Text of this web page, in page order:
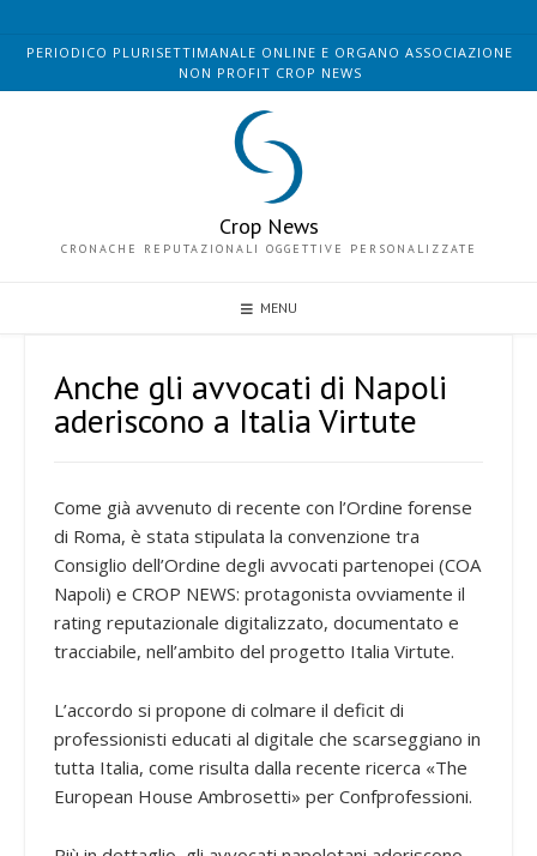
PERIODICO PLURISETTIMANALE ONLINE E ORGANO ASSOCIAZIONE
NON PROFIT CROP NEWS
Crop News
CRONACHE REPUTAZIONALI OGGETTIVE PERSONALIZZATE
MENU
Anche gli avvocati di Napoli
aderiscono a Italia Virtute
Come già avvenuto di recente con l’Ordine forense
di Roma, è stata stipulata la convenzione tra
Consiglio dell’Ordine degli avvocati partenopei (COA
Napoli) e CROP NEWS: protagonista ovviamente il
rating reputazionale digitalizzato, documentato e
tracciabile, nell’ambito del progetto Italia Virtute.
L’accordo si propone di colmare il deficit di
professionisti educati al digitale che scarseggiano in
tutta Italia, come risulta dalla recente ricerca «The
European House Ambrosetti» per Confprofessioni.